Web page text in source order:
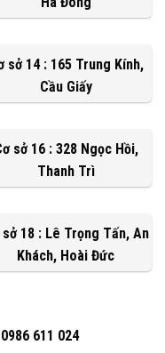
sở 14 : 165 Trung Kính,
Cầu Giấy
sở 16 : 328 Ngọc Hồi,
Thanh Trì
sở 18 : Lê Trọng Tấn, An
Khách, Hoài Đức
611 024